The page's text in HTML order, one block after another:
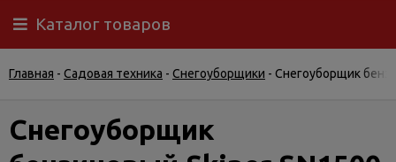
Самовывоз
Гарантия
возврат
Каталог товаров
Главная - Садовая техника - Снегоуборщики - Снегоуборщик
Снегоуборщик